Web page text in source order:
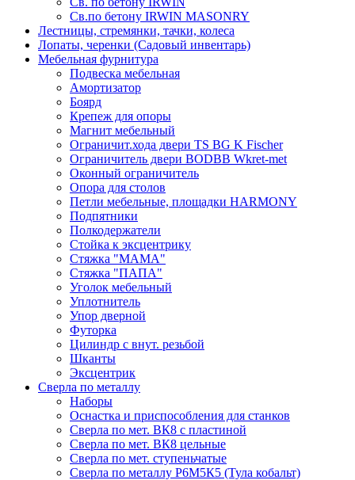
Св.по бетону IRWIN MASONRY
Лестницы, стремянки, тачки, колеса
Лопаты, черенки (Садовый инвентарь)
Мебельная фурнитура
Подвеска мебельная
Амортизатор
Боярд
Крепеж для опоры
Магнит мебельный
Ограничит.хода двери TS BG K Fischer
Ограничитель двери BODBB Wkret-met
Оконный ограничитель
Опора для столов
Петли мебельные, площадки HARMONY
Подпятники
Полкодержатели
Стойка к эксцентрику
Стяжка "МАМА"
Стяжка "ПАПА"
Уголок мебельный
Уплотнитель
Упор дверной
Футорка
Цилиндр с внут. резьбой
Шканты
Эксцентрик
Сверла по металлу
Наборы
Оснастка и приспособления для станков
Сверла по мет. ВК8 с пластиной
Сверла по мет. ВК8 цельные
Сверла по мет. ступеньчатые
Сверла по металлу Р6М5К5 (Тула кобальт)